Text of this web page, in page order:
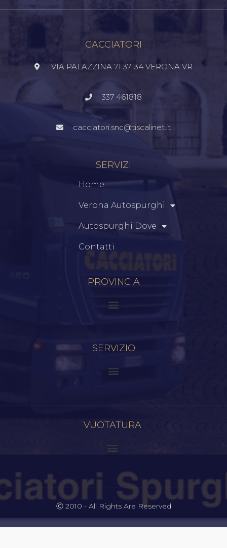
CACCIATORI
VIA PALAZZINA 71 37134 VERONA VR
337 461818
cacciatori.snc@tiscalinet.it
SERVIZI
Home
Verona Autospurghi
Autospurghi Dove
Contatti
PROVINCIA
SERVIZIO
VUOTATURA
Ⓒ 2010 - All Rights Are Reserved